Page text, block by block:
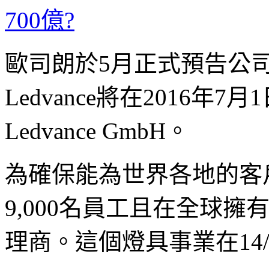
700億?
歐司朗於5月正式預告公
Ledvance將在2016年7月
Ledvance GmbH。
為確保能為世界各地的
9,000名員工且在全球擁
理商。這個燈具事業在